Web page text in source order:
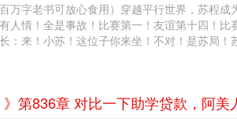
百万字老书可放心食用）穿越平行世界，苏程
人情！全是事故！比赛第一！友谊第十四！
：来！小苏！这位子你来坐！不对！是苏局！
第836章 对比一下助学贷款，阿美